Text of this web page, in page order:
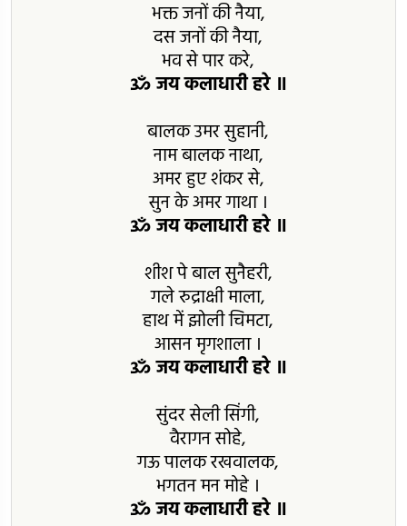
भक्त जनों की नैया,
दस जनों की नैया,
भव से पार करे,
ॐ जय कलाधारी हरे ॥
बालक उमर सुहानी,
नाम बालक नाथा,
अमर हुए शंकर से,
सुन के अमर गाथा ।
ॐ जय कलाधारी हरे ॥
शीश पे बाल सुनैहरी,
गले रुद्राक्षी माला,
हाथ में झोली चिमटा,
आसन मृगशाला ।
ॐ जय कलाधारी हरे ॥
सुंदर सेली सिंगी,
वैरागन सोहे,
गऊ पालक रखवालक,
भगतन मन मोहे ।
ॐ जय कलाधारी हरे ॥